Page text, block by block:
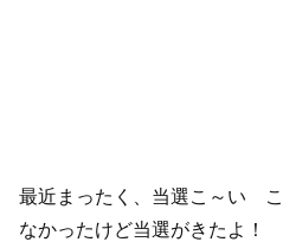
最近まったく、当選こ～い
なかったけど当選がきたよ！